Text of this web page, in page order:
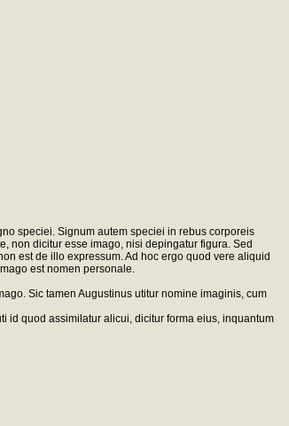
speciei. Signum autem speciei in rebus corporeis
non dicitur esse imago, nisi depingatur figura. Sed
est de illo expressum. Ad hoc ergo quod vere aliquid
est nomen personale.
Sic tamen Augustinus utitur nomine imaginis, cum
id quod assimilatur alicui, dicitur forma eius, inquantum